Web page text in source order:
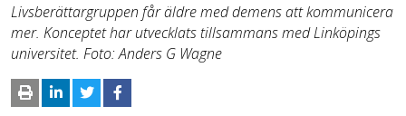
Livsberättargruppen får äldre med demens att kommunicera
mer. Konceptet har utvecklats till­sammans med Linköpings
universitet. Foto: Anders G Wagne